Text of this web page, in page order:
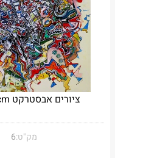
ציורים אבסטרקט 90x90 cm
מק"ט:6